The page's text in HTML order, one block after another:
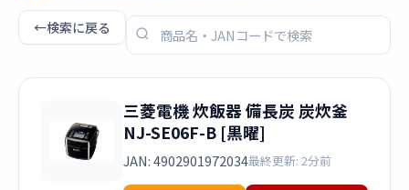
←検索に戻る
三菱電機 炊飯器 備長炭 炭炊釜
NJ-SE06F-B [黒曜]
JAN: 4902901972034最終更新: 2分前